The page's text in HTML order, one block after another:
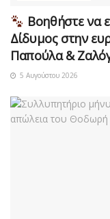
Βοηθήστε να
Δίδυμος στην
Παπούλα &
5 Αυγούστου 2026